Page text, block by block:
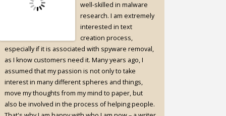
well-skilled in malware
research. I am extremely
interested in text
creation process,
especially if it is associated with spyware removal,
as I know customers need it. Many years ago, I
assumed that my passion is not only to take
interest in many different spheres and things,
move my thoughts from my mind to paper, but
also be involved in the process of helping people.